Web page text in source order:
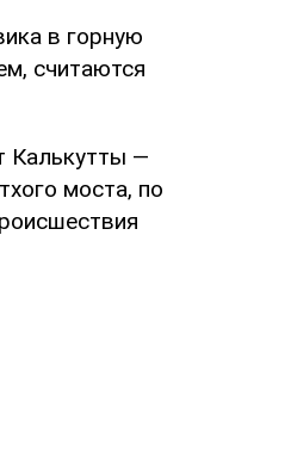
в горную
считаются
Калькутты —
моста, по